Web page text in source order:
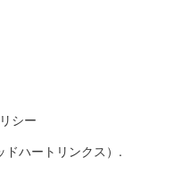
シー
ハートリンクス）.